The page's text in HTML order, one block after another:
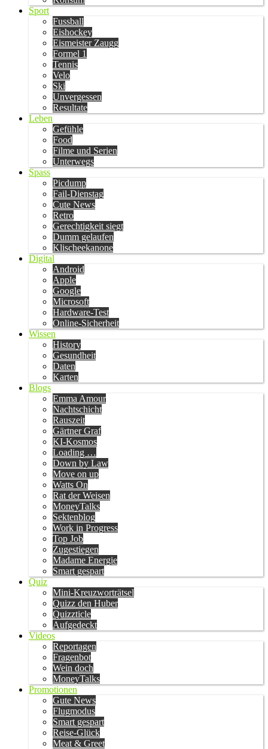
Sport
Fussball
Eishockey
Eismeister Zaugg
Formel 1
Tennis
Velo
Ski
Unvergessen
Resultate
Leben
Gefühle
Food
Filme und Serien
Unterwegs
Spass
Picdump
Fail-Dienstag
Cute News
Retro
Gerechtigkeit siegt
Dumm gelaufen
Klischeekanone
Digital
Android
Apple
Google
Microsoft
Hardware-Test
Online-Sicherheit
Wissen
History
Gesundheit
Daten
Karten
Blogs
Emma Amour
Nachtschicht
Rauszeit
Gärtner Graf
KI-Kosmos
Loading …
Down by Law
Move on up
Watts On
Rat der Weisen
MoneyTalks
Sektenblog
Work in Progress
Top Job
Zugestiegen
Madame Energie
Smart gespart
Quiz
Mini-Kreuzworträtsel
Quizz den Huber
Quizzticle
Aufgedeckt
Videos
Reportagen
Fragenbot
Wein doch
MoneyTalks
Promotionen
Gute News
Flugmodus
Smart gespart
Reise-Glück
Meat & Greet